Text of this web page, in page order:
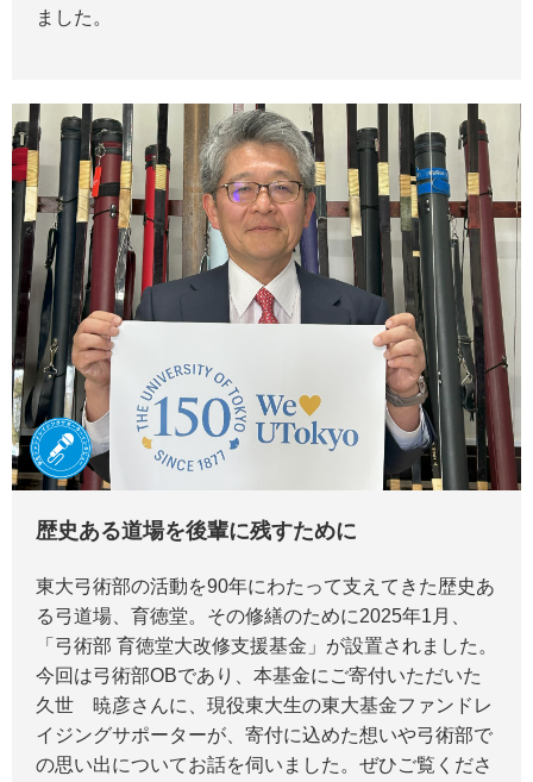
ました。
歴史ある道場を後輩に残すために
東大弓術部の活動を90年にわたって支えてきた歴史あ
る弓道場、育徳堂。その修繕のために2025年1月、
「弓術部 育徳堂大改修支援基金」が設置されました。
今回は弓術部OBであり、本基金にご寄付いただいた
久世 暁彦さんに、現役東大生の東大基金ファンドレ
イジングサポーターが、寄付に込めた想いや弓術部で
の思い出についてお話を伺いました。ぜひご覧くださ